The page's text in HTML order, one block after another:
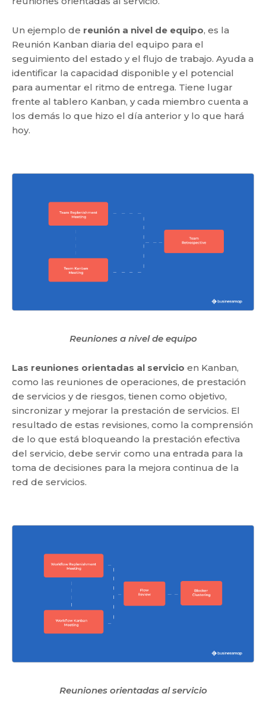
Un ejemplo de reunión a nivel de equipo, es la
Reunión Kanban diaria del equipo para el
seguimiento del estado y el flujo de trabajo. Ayuda a
identificar la capacidad disponible y el potencial
para aumentar el ritmo de entrega. Tiene lugar
frente al tablero Kanban, y cada miembro cuenta a
los demás lo que hizo el día anterior y lo que hará
hoy.
Reuniones a nivel de equipo
Las reuniones orientadas al servicio en Kanban,
como las reuniones de operaciones, de prestación
de servicios y de riesgos, tienen como objetivo,
sincronizar y mejorar la prestación de servicios. El
resultado de estas revisiones, como la comprensión
de lo que está bloqueando la prestación efectiva
del servicio, debe servir como una entrada para la
toma de decisiones para la mejora continua de la
red de servicios.
Reuniones orientadas al servicio